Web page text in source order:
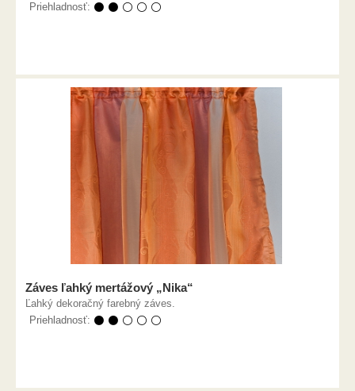
Priehladnosť: ⚫ ⚫ ⚪ ⚪ ⚪
Záves ľahký mertážový „Nika“
Ľahký dekoračný farebný záves.
Priehladnosť: ⚫ ⚫ ⚪ ⚪ ⚪